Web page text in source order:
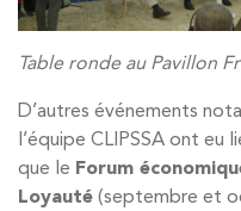
Table ronde au Pavillon
D’autres événements
l’équipe CLIPSSA ont
que le Forum
Loyauté (septembre et